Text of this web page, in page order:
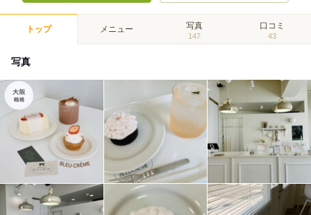
トップ メニュー 写真
147
口コミ
43
写真